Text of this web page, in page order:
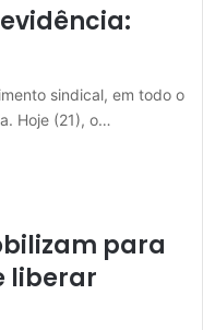
sindical, em todo o
Hoje (21), o…
para
liberar